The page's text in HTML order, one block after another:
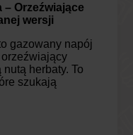
– Orzeźwiające
wersji
gazowany napój
orzeźwiający
herbaty. To
szukają